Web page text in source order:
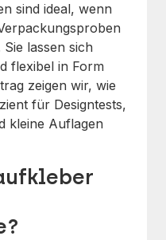
sind ideal, wenn
lassen sich
flexibel in Form
zeigen wir, wie
für Designtests,
kleine Auflagen